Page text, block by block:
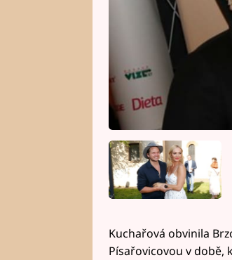
Kuchařová obvinila
Písařovicovou v době,